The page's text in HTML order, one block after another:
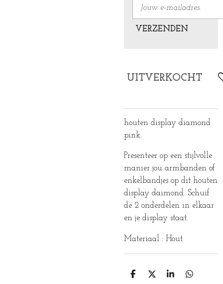
VERZENDEN
UITVERKOCHT
houten display diamond
pink.
Presenteer op een stijlvolle
manier jou armbanden of
enkelbandjes op dit houten
display daimond. Schuif
de 2 onderdelen in elkaar
en je display staat.
Materiaal : Hout
D
D
S
D